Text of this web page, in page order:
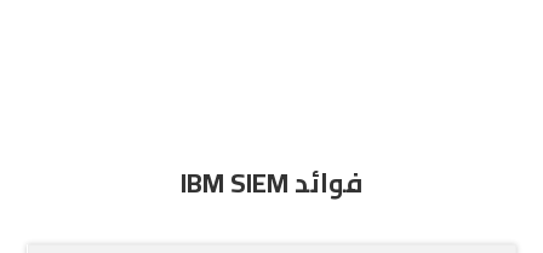
فوائد IBM SIEM